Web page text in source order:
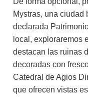
Mystras, una ciudad
declarada
local, exploraremos
destacan las ruinas
decoradas con
Catedral de Agios
que ofrecen vistas